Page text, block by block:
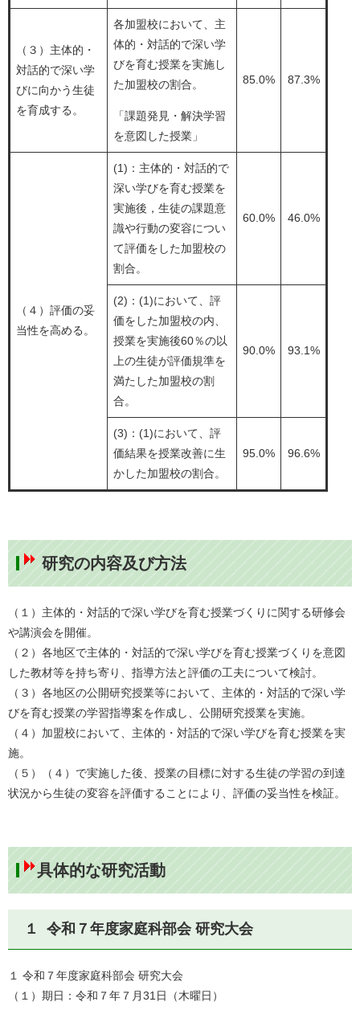
（３）主体的・
対話的で深い学
びに向かう生徒
を育成する。
各加盟校において、主
体的・対話的で深い学
びを育む授業を実施し
た加盟校の割合。
「課題発見・解決学習
を意図した授業」
85.0% 87.3%
（４）評価の妥
当性を高める。
(1)：主体的・対話的で
深い学びを育む授業を
実施後，生徒の課題意
識や行動の変容につい
て評価をした加盟校の
割合。
60.0% 46.0%
(2)：(1)において、評
価をした加盟校の内、
授業を実施後60％の以
上の生徒が評価規準を
満たした加盟校の割
合。
90.0% 93.1%
(3)：(1)において、評
価結果を授業改善に生
かした加盟校の割合。
95.0% 96.6%
研究の内容及び方法
（１）主体的・対話的で深い学びを育む授業づくりに関する研修会
や講演会を開催。
（２）各地区で主体的・対話的で深い学びを育む授業づくりを意図
した教材等を持ち寄り、指導方法と評価の工夫について検討。
（３）各地区の公開研究授業等において、主体的・対話的で深い学
びを育む授業の学習指導案を作成し、公開研究授業を実施。
（４）加盟校において、主体的・対話的で深い学びを育む授業を実
施。
（５）（４）で実施した後、授業の目標に対する生徒の学習の到達
状況から生徒の変容を評価することにより、評価の妥当性を検証。
具体的な研究活動
１ 令和７年度家庭科部会 研究大会
１ 令和７年度家庭科部会 研究大会
（１）期日：令和７年７月31日（木曜日）